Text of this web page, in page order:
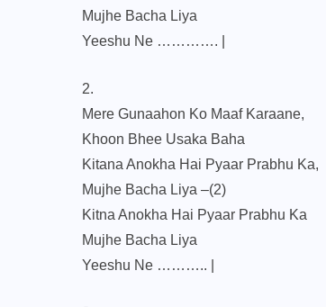
Mujhe Bacha Liya
Yeeshu Ne …………. |
2.
Mere Gunaahon Ko Maaf Karaane,
Khoon Bhee Usaka Baha
Kitana Anokha Hai Pyaar Prabhu Ka,
Mujhe Bacha Liya –(2)
Kitna Anokha Hai Pyaar Prabhu Ka
Mujhe Bacha Liya
Yeeshu Ne ……….. |